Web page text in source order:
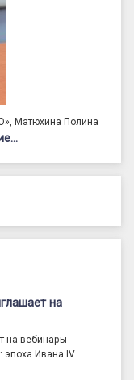
Матюхина Полина
на
на вебинары
эпоха Ивана IV